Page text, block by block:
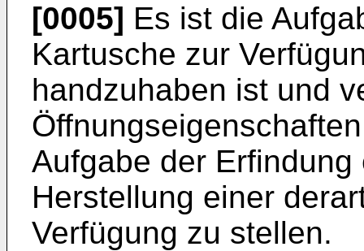
[0005] Es ist die
Kartusche zur
handzuhaben ist und
Aufgabe der
Herstellung einer
Verfügung zu stellen.